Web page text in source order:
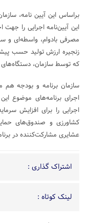
براساس این آیین نامه،
این آیین‌نامه اجرایی را جهت
مصرفی بادوام، واسطه‌ای و
زنجیره ارزش تولید حسب
که توسط سازمان،
سازمان برنامه و بودجه هم
اجرای برنامه‌های موضوع این
اجرایی را برای افزایش
کشاورزی و صندوق‌های
عشایری مشارکت‌کننده در
اشتراک گذاری :
لینک کوتاه :